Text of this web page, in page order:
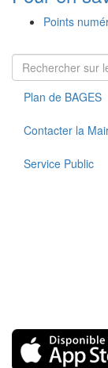
Points
Plan de BAGES
Contacter la
Service Public